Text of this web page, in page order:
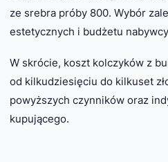
ze srebra próby 800. Wybór
estetycznych i budżetu
W skrócie, koszt kolczyków z
od kilkudziesięciu do kilkuset
powyższych czynników oraz
kupującego.